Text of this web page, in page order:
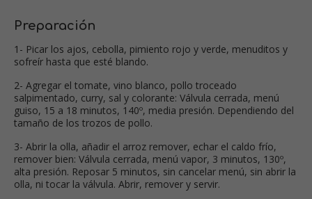
Preparación
1- Picar los ajos, cebolla, pimiento rojo y verde, menuditos y
sofreír hasta que esté blando.
2- Agregar el tomate, vino blanco, pollo troceado
salpimentado, curry, sal y colorante: Válvula cerrada, menú
guiso, 15 a 18 minutos, 140º, media presión. Dependiendo del
tamaño de los trozos de pollo.
3- Abrir la olla, añadir el arroz remover, echar el caldo frío,
remover bien: Válvula cerrada, menú vapor, 3 minutos, 130º,
alta presión. Reposar 5 minutos, sin cancelar menú, sin abrir la
olla, ni tocar la válvula. Abrir, remover y servir.